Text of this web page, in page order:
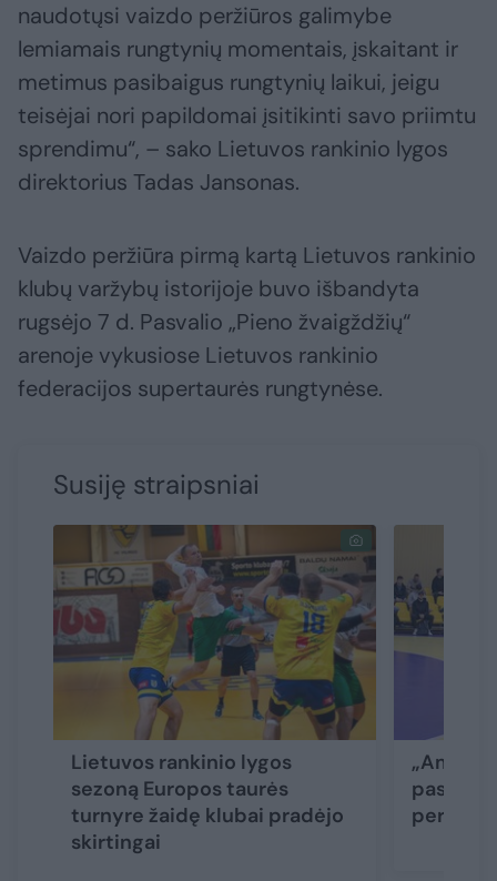
naudotųsi vaizdo peržiūros galimybe
lemiamais rungtynių momentais, įskaitant ir
metimus pasibaigus rungtynių laikui, jeigu
teisėjai nori papildomai įsitikinti savo priimtu
sprendimu“, – sako Lietuvos rankinio lygos
direktorius Tadas Jansonas.
Vaizdo peržiūra pirmą kartą Lietuvos rankinio
klubų varžybų istorijoje buvo išbandyta
rugsėjo 7 d. Pasvalio „Pieno žvaigždžių“
arenoje vykusiose Lietuvos rankinio
federacijos supertaurės rungtynėse.
Susiję straipsniai
Lietuvos rankinio lygos
sezoną Europos taurės
turnyre žaidę klubai pradėjo
skirtingai
pergalė